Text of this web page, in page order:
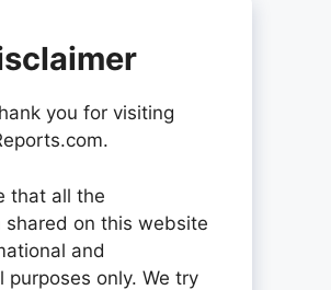
you for visiting
that all the
shared on this website
and
purposes only. We try